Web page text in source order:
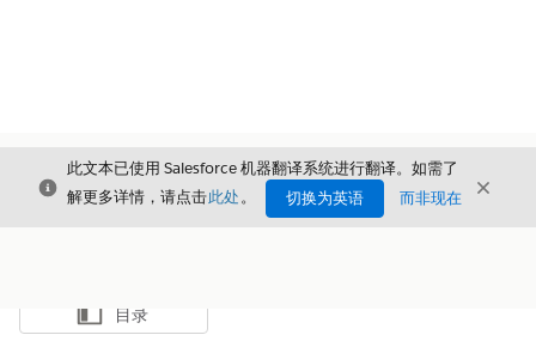
关闭
此文本已使用 Salesforce 机器翻译系统进行翻译。如需了
解更多详情，请点击此处。 切换为英语 而非现在 关闭
显示目录
目录